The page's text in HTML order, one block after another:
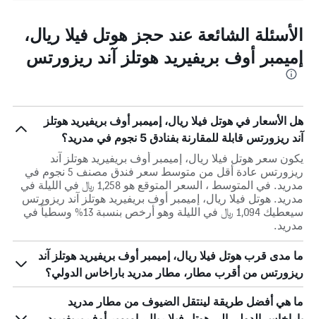
الأسئلة الشائعة عند حجز هوتل فيلا ريال،
إميمبر أوف بريفيريد هوتلز آند ريزورتس
هل الأسعار في هوتل فيلا ريال، إميمبر أوف بريفيريد هوتلز
آند ريزورتس قابلة للمقارنة بفنادق 5 نجوم في مدريد؟
يكون سعر هوتل فيلا ريال، إميمبر أوف بريفيريد هوتلز آند
ريزورتس عادة أقل من متوسط ​​سعر فندق مصنف 5 نجوم في
مدريد. في المتوسط ، السعر المتوقع هو 1,258 ﷼ في الليلة في
مدريد. هوتل فيلا ريال، إميمبر أوف بريفيريد هوتلز آند ريزورتس
سيعطيك 1,094 ﷼ في الليلة وهو أرخص بنسبة 13% وسطياً في
مدريد.
ما مدى قرب هوتل فيلا ريال، إميمبر أوف بريفيريد هوتلز آند
ريزورتس من أقرب مطار، مطار مدريد باراخاس الدولي؟
ما هي أفضل طريقة لينتقل الضيوف من مطار مدريد